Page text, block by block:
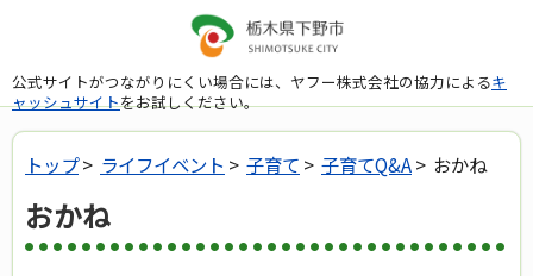
公式サイトがつながりにくい場合には、ヤフー株式会社の協力によるキ
ャッシュサイトをお試しください。
トップ> ライフイベント > 子育て > 子育てQ&A> おかね
おかね